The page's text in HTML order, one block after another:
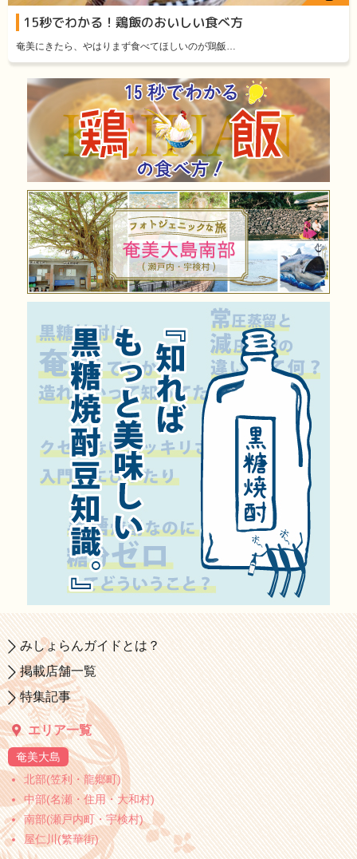
15秒でわかる！鶏飯のおいしい食べ方
奄美にきたら、やはりまず食べてほしいのが鶏飯…
みしょらんガイドとは？
掲載店舗一覧
特集記事
エリア一覧
奄美大島
北部(笠利・龍郷町)
中部(名瀬・住用・大和村)
南部(瀬戸内町・宇検村)
屋仁川(繁華街)